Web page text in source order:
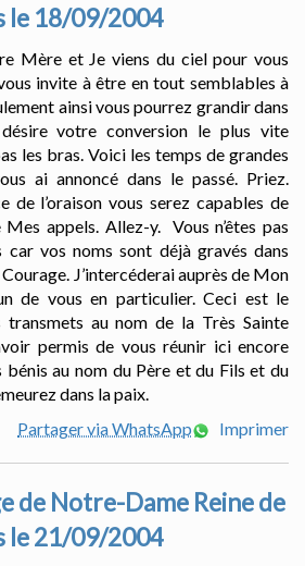
le 18/09/2004
Mère et Je viens du ciel pour vous
invite à être en tout semblables à
ainsi vous pourrez grandir dans
votre conversion le plus vite
les bras. Voici les temps de grandes
ai annoncé dans le passé. Priez.
de l’oraison vous serez capables de
appels. Allez-y. Vous n’êtes pas
car vos noms sont déjà gravés dans
J’intercéderai auprès de Mon
de vous en particulier. Ceci est le
transmets au nom de la Très Sainte
permis de vous réunir ici encore
bénis au nom du Père et du Fils et du
dans la paix.
Partager via WhatsApp
Imprimer
de Notre-Dame Reine de
le 21/09/2004